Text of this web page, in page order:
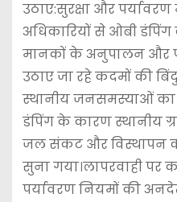
उठाए:सुरक्षा और
अधिकारियों से ओबी डंपिंग
मानकों के अनुपालन और
उठाए जा रहे कदमों की
स्थानीय जनसमस्याओं
डंपिंग के कारण स्थानीय
जल संकट और विस्थापन
सुना गया।लापरवाही पर
पर्यावरण नियमों की